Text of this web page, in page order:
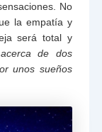
No
la empatía y
será total y
de dos
unos sueños